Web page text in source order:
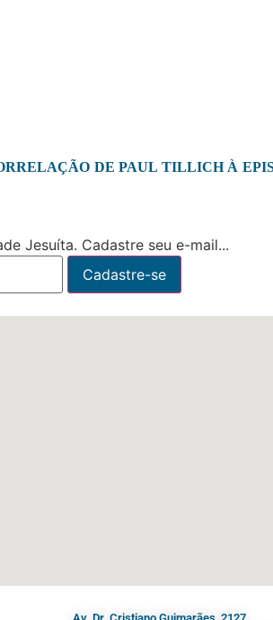
DE PAUL TILLICH À
Jesuíta. Cadastre seu e-mail...